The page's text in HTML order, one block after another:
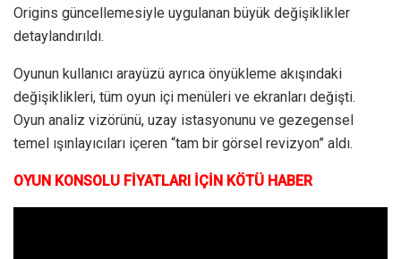
Origins güncellemesiyle uygulanan büyük değişiklikler
detaylandırıldı.
Oyunun kullanıcı arayüzü ayrıca önyükleme akışındaki
değişiklikleri, tüm oyun içi menüleri ve ekranları değişti.
Oyun analiz vizörünü, uzay istasyonunu ve gezegensel
temel ışınlayıcıları içeren “tam bir görsel revizyon” aldı.
OYUN KONSOLU FİYATLARI İÇİN KÖTÜ HABER